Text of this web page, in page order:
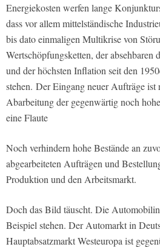
Energiekosten werfen lange
dass vor allem mittelständische
bis dato einmaligen Multikrise von
Wertschöpfungsketten, der absehbaren
und der höchsten Inflation seit den
stehen. Der Eingang neuer Aufträge ist
Abarbeitung der gegenwärtig noch
eine Flaute
Noch verhindern hohe Bestände an
abgearbeiteten Aufträgen und
Produktion und den Arbeitsmarkt.
Doch das Bild täuscht. Die
Beispiel stehen. Der Automarkt in
Hauptabsatzmarkt Westeuropa ist